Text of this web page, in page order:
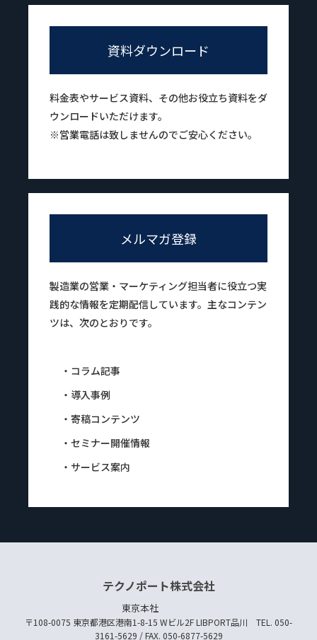
資料ダウンロード
料金表やサービス資料、その他お役立ち資料をダ
ウンロードいただけます。
※営業電話は致しませんのでご安心ください。
メルマガ登録
製造業の営業・マーケティング担当者に役立つ実
践的な情報を定期配信しています。主なコンテン
ツは、次のとおりです。
・コラム記事
・導入事例
・寄稿コンテンツ
・セミナー開催情報
・サービス案内
テクノポート株式会社
東京本社
〒108-0075 東京都港区港南1-8-15 Wビル2F LIBPORT品川 TEL. 050-
3161-5629 / FAX. 050-6877-5629